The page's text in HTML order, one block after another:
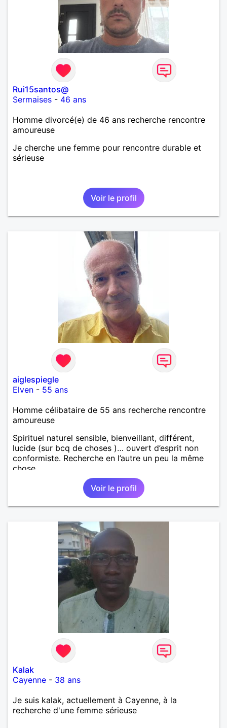
Rui15santos@
Sermaises - 46 ans
Homme divorcé(e) de 46 ans recherche rencontre
amoureuse
Je cherche une femme pour rencontre durable et
sérieuse
Voir le profil
aiglespiegle
Elven - 55 ans
Homme célibataire de 55 ans recherche rencontre
amoureuse
Spirituel naturel sensible, bienveillant, différent,
lucide (sur bcq de choses )… ouvert d’esprit non
conformiste. Recherche en l’autre un peu la même
chose…
Voir le profil
Kalak
Cayenne - 38 ans
Je suis kalak, actuellement à Cayenne, à la
recherche d'une femme sérieuse